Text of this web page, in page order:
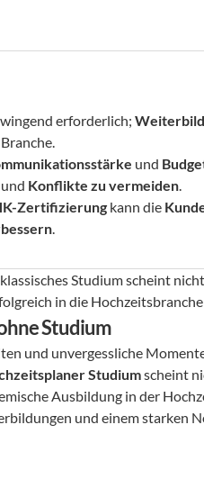
erforderlich;
und
und Konflikte zu vermeiden.
Zertifizierung kann die
.
Studium scheint
in die
Studium
und unvergessliche
Studium scheint
Ausbildung in der
und einem starken